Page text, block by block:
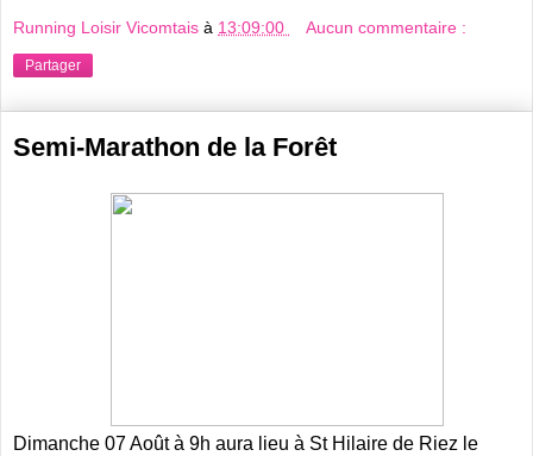
Running Loisir Vicomtais à 13:09:00 Aucun commentaire :
Partager
Semi-Marathon de la Forêt
Dimanche 07 Août à 9h aura lieu à St Hilaire de Riez le